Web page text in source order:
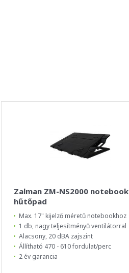
Zalman ZM-NS2000 notebook
hűtőpad
Max. 17" kijelző méretű notebookhoz
1 db, nagy teljesítményű ventilátorral
Alacsony, 20 dBA zajszint
Állítható 470 - 610 fordulat/perc
2 év garancia